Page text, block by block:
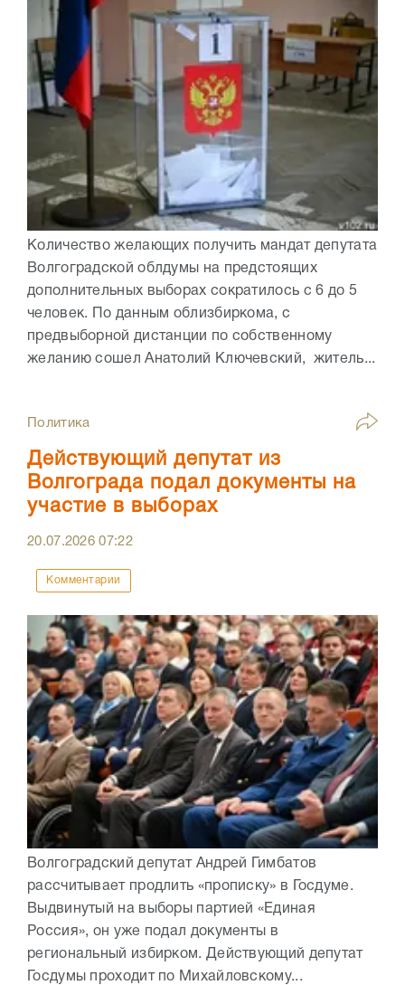
Количество желающих получить мандат депутата
Волгоградской облдумы на предстоящих
дополнительных выборах сократилось с 6 до 5
человек. По данным облизбиркома, с
предвыборной дистанции по собственному
желанию сошел Анатолий Ключевский, житель...
Политика
Действующий депутат из
Волгограда подал документы на
участие в выборах
20.07.202607:22
Комментарии
Волгоградский депутат Андрей Гимбатов
рассчитывает продлить «прописку» в Госдуме.
Выдвинутый на выборы партией «Единая
Россия», он уже подал документы в
региональный избирком. Действующий депутат
Госдумы проходит по Михайловскому...